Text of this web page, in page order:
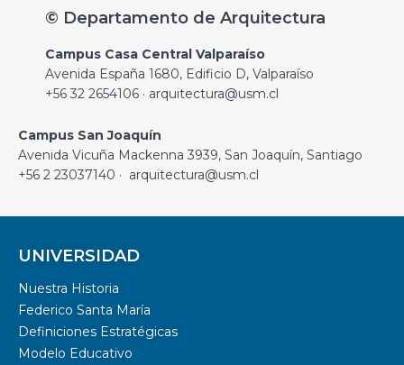
© Departamento de Arquitectura
Campus Casa Central Valparaíso
Avenida España 1680, Edificio D, Valparaíso
+56 32 2654106 · arquitectura@usm.cl
Campus San Joaquín
Avenida Vicuña Mackenna 3939, San Joaquín, Santiago
+56 2 23037140 · arquitectura@usm.cl
UNIVERSIDAD
Nuestra Historia
Federico Santa María
Definiciones Estratégicas
Modelo Educativo